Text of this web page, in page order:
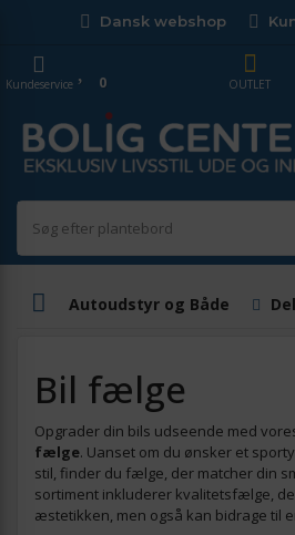
Dansk webshop
OUTLET
Kundeservice 0
Autoudstyr og Både
Bil fælge
Opgrader din bils udseende med
fælge. Uanset om du ønsker et
stil, finder du fælge, der matcher din
sortiment inkluderer kvalitetsfælge,
æstetikken, men også kan bidrage til